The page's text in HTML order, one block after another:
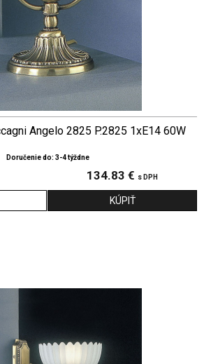
Angelo 2825 P.2825 1xE14 60W
Doručenie do: 3-4 týždne
134.83 € s DPH